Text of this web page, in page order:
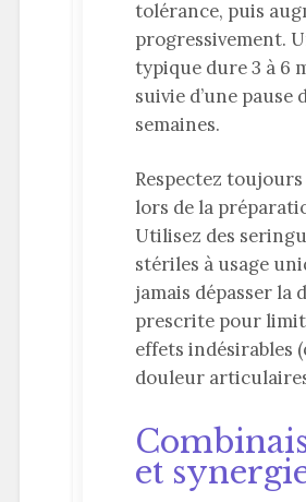
tolérance, puis
progressivement.
typique dure 3 à 6
suivie d’une pause
semaines.
Respectez toujours
lors de la
Utilisez des
stériles à usage
jamais dépasser la
prescrite pour
effets indésirables
douleur
et